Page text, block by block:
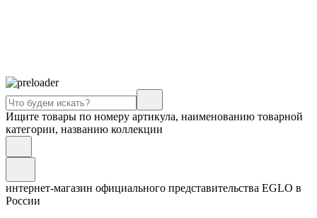
Ищите товары по номеру артикула, наименованию товарной
категории, названию коллекции
интернет-магазин официального представительства EGLO в
России